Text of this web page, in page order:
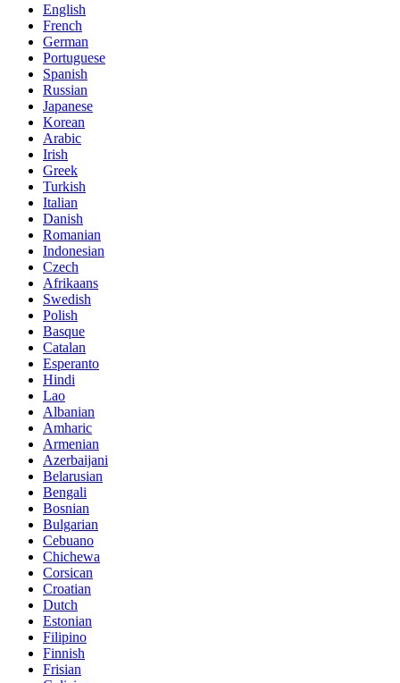
English
French
German
Portuguese
Spanish
Russian
Japanese
Korean
Arabic
Irish
Greek
Turkish
Italian
Danish
Romanian
Indonesian
Czech
Afrikaans
Swedish
Polish
Basque
Catalan
Esperanto
Hindi
Lao
Albanian
Amharic
Armenian
Azerbaijani
Belarusian
Bengali
Bosnian
Bulgarian
Cebuano
Chichewa
Corsican
Croatian
Dutch
Estonian
Filipino
Finnish
Frisian